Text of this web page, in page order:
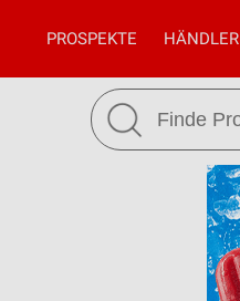
PROSPEKTE HÄNDLER